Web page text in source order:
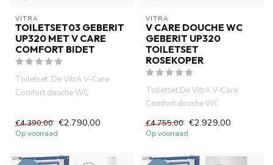
VITRA
TOILETSET03 GEBERIT
UP320 MET V CARE
COMFORT BIDET
Toiletset. De VitrA V-Care
Comfort douche WC
technologie, co...
€4.390,00 €2.790,00
Op voorraad
VITRA
V CARE DOUCHE WC
GEBERIT UP320
TOILETSET
ROSEKOPER
Toiletset,De VitrA V-Care
Comfort douche WC
combineert hig-tech
technologie, com...
€4.755,00 €2.929,00
Op voorraad